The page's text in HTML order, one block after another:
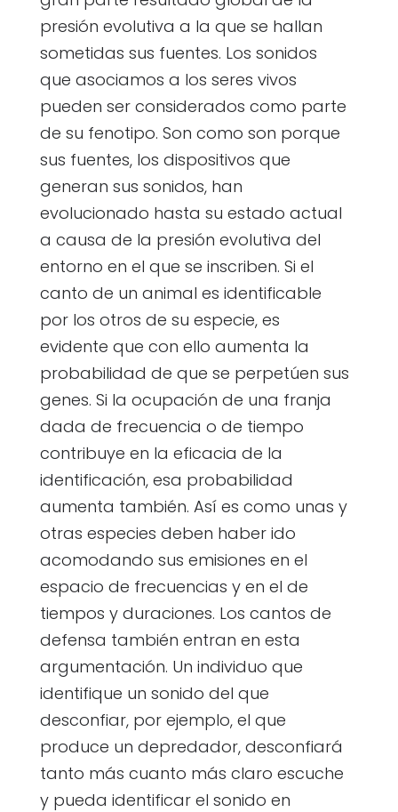
presión evolutiva a la que se hallan
sometidas sus fuentes. Los sonidos
que asociamos a los seres vivos
pueden ser considerados como parte
de su fenotipo. Son como son porque
sus fuentes, los dispositivos que
generan sus sonidos, han
evolucionado hasta su estado actual
a causa de la presión evolutiva del
entorno en el que se inscriben. Si el
canto de un animal es identificable
por los otros de su especie, es
evidente que con ello aumenta la
probabilidad de que se perpetúen sus
genes. Si la ocupación de una franja
dada de frecuencia o de tiempo
contribuye en la eficacia de la
identificación, esa probabilidad
aumenta también. Así es como unas y
otras especies deben haber ido
acomodando sus emisiones en el
espacio de frecuencias y en el de
tiempos y duraciones. Los cantos de
defensa también entran en esta
argumentación. Un individuo que
identifique un sonido del que
desconfiar, por ejemplo, el que
produce un depredador, desconfiará
tanto más cuanto más claro escuche
y pueda identificar el sonido en